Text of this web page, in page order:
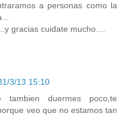
a personas como la
gracias cuidate mucho....
3/13 15:10
duermes poco,te
veo que no estamos tan